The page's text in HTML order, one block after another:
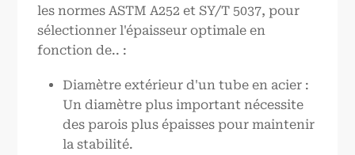
les normes ASTM A252 et SY/T 5037, pour
sélectionner l'épaisseur optimale en
fonction de.. :
Diamètre extérieur d'un tube en acier :
Un diamètre plus important nécessite
des parois plus épaisses pour maintenir
la stabilité.